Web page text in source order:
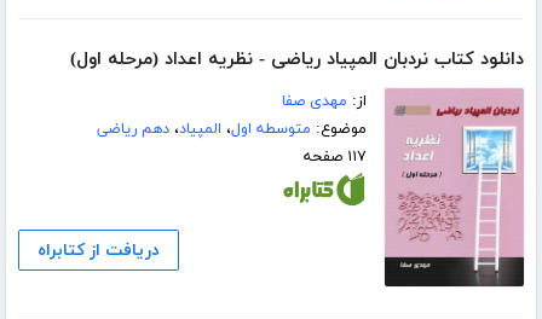
دانلود کتاب نردبان المپیاد ریاضی - نظریه اعداد (مرحله اول)
از: مهدی صفا
موضوع: متوسطه اول، المپیاد،دهم ریاضی
۱۱۷ صفحه
دریافت از کتابراه